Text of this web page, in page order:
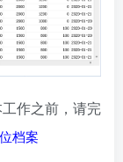
作之前，请完
档案